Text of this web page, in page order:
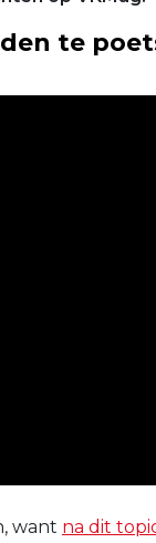
te
want na dit